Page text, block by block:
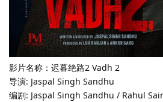
影片名称：迟暮绝路2 Vadh 2
导演: Jaspal Singh Sandhu
编剧: Jaspal Singh Sandhu / Rahul